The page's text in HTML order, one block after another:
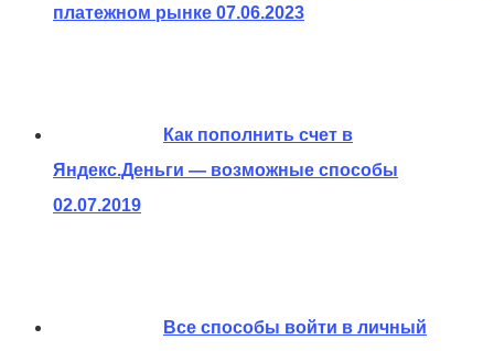
платежном рынке 07.06.2023
Как пополнить счет в
Яндекс.Деньги — возможные способы
02.07.2019
Все способы войти в личный